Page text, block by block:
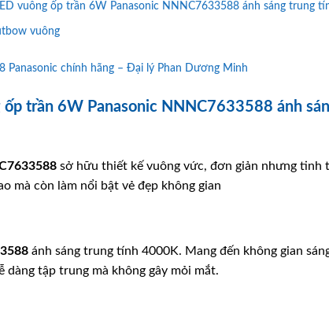
vuông ốp trần 6W Panasonic NNNC7633588 ánh sáng trung
vuông
Panasonic chính hãng – Đại lý Phan Dương Minh
ốp trần 6W Panasonic NNNC7633588 ánh
sở hữu thiết kế vuông vức, đơn giản nhưng
mà còn làm nổi bật vẻ đẹp không gian
ánh sáng trung tính 4000K. Mang đến không gian
tập trung mà không gây mỏi mắt.